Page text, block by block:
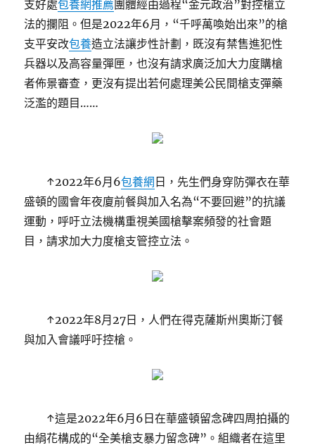
支好處包養網推薦 團體經由過程“金元政治”對控槍立
法的攔阻。但是2022年6月，“千呼萬喚始出來”的槍
支平安改包養造立法讓步性計劃，既沒有禁售進犯性
兵器以及高容量彈匣，也沒有請求廣泛加大力度購槍
者佈景審查，更沒有提出若何處理美公民間槍支彈藥
泛濫的題目……
↑2022年6月6包養網 日，先生們身穿防彈衣在華
盛頓的國會年夜廈前餐與加入名為“不要回避”的抗議
運動，呼吁立法機構重視美國槍擊案頻發的社會題
目，請求加大力度槍支管控立法。
↑2022年8月27日，人們在得克薩斯州奧斯汀餐
與加入會議呼吁控槍。
↑這是2022年6月6日在華盛頓留念碑四周拍攝的
由絹花構成的“全美槍支暴力留念碑”。組織者在這里